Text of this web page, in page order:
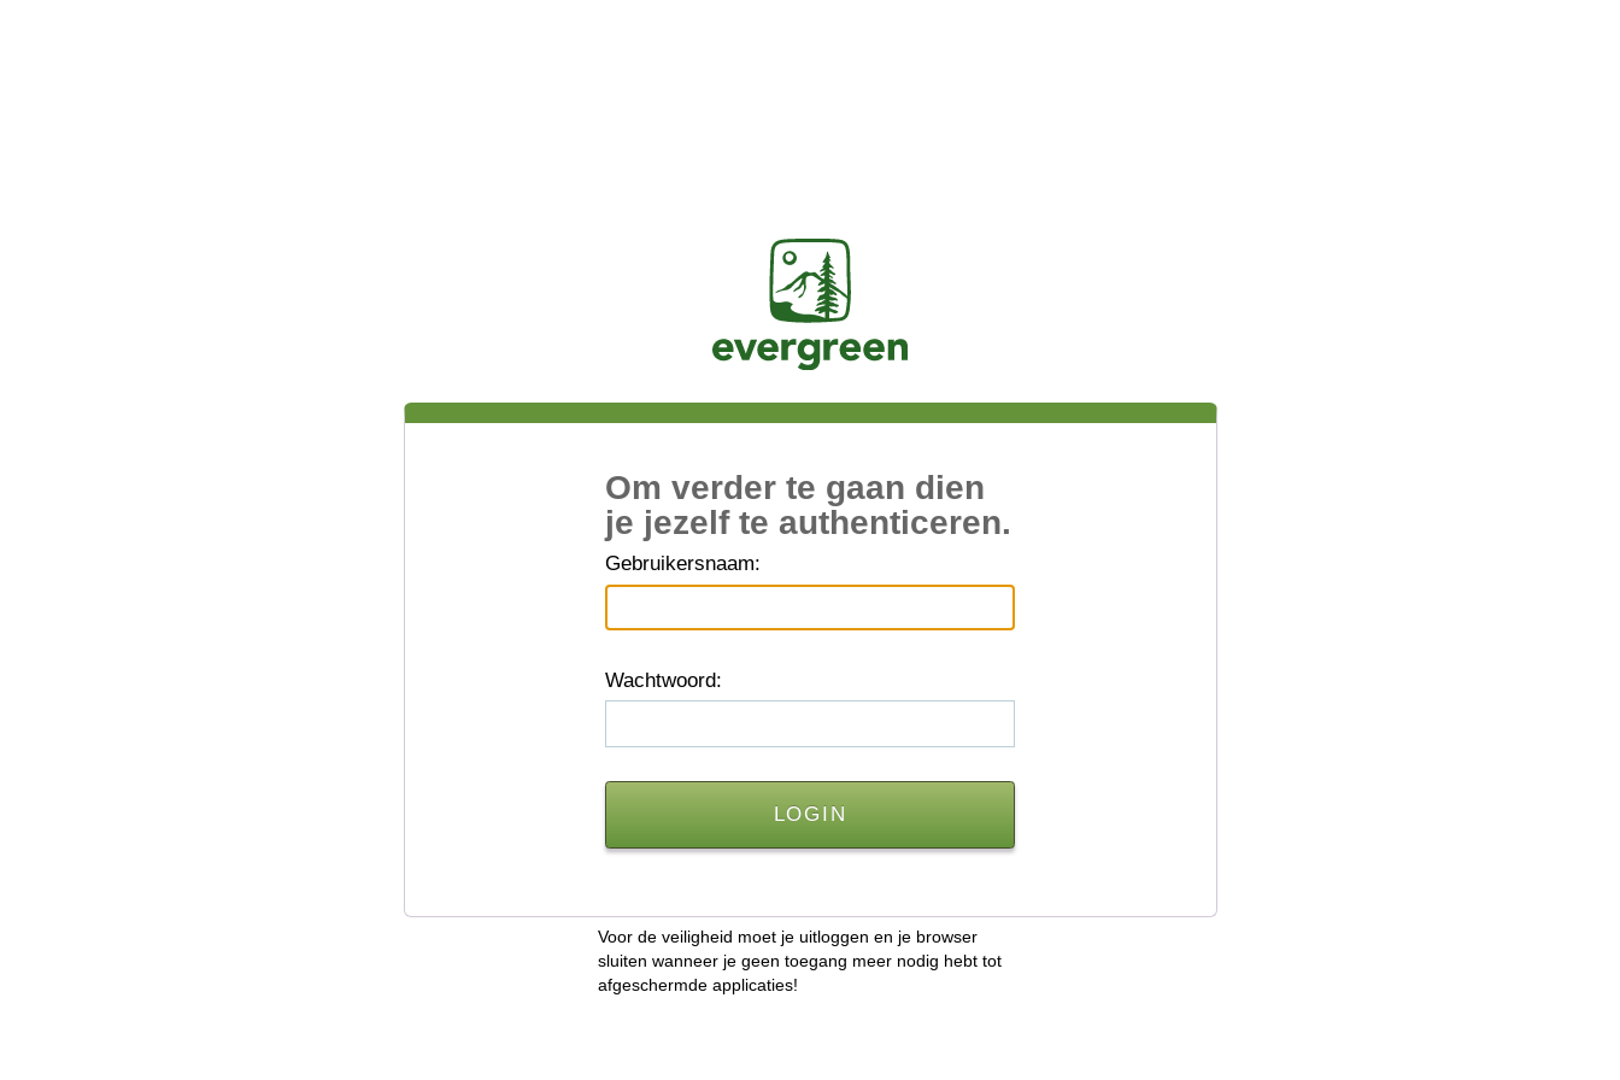
Jasig
Om verder te gaan dien
je jezelf te authenticeren.
Gebruikersnaam:
Wachtwoord:
Voor de veiligheid moet je uitloggen en je browser
sluiten wanneer je geen toegang meer nodig hebt tot
afgeschermde applicaties!